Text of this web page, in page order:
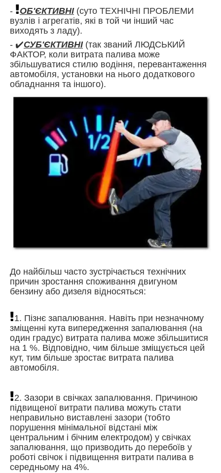
-
ОБ'ЄКТИВНІ(суто ТЕХНІЧНІ ПРОБЛЕМИ
вузлів і агрегатів, які в той чи інший час
виходять з ладу).
- ✔️СУБ'ЄКТИВНІ(так званий ЛЮДСЬКИЙ
ФАКТОР, коли витрата палива може
збільшуватися стилю водіння, перевантаження
автомобіля, установки на нього додаткового
обладнання та іншого).
До найбільш часто зустрічається технічних
причин зростання споживання двигуном
бензину або дизеля відносяться:
1. Пізнє запалювання. Навіть при незначному
зміщенні кута випередження запалювання (на
один градус) витрата палива може збільшитися
на 1 %. Відповідно, чим більше зміщується цей
кут, тим більше зростає витрата палива
автомобіля.
2. Зазори в свічках запалювання. Причиною
підвищеної витрати палива можуть стати
неправильно виставлені зазори (тобто
порушення мінімальної відстані між
центральним і бічним електродом) у свічках
запалювання, що призводить до перебоїв у
роботі свічок і підвищення витрати палива в
середньому на 4%.